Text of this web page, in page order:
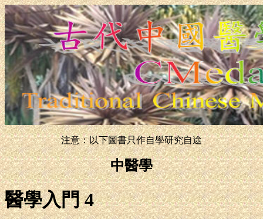
注意：以下圖書只作自學研究自途
中醫學
醫學入門 4